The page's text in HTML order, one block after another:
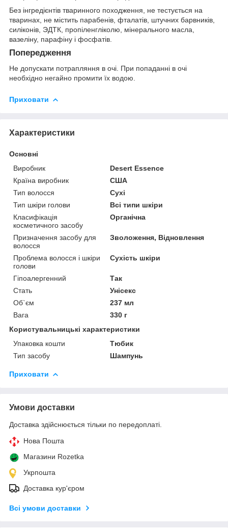
Без інгредієнтів тваринного походження, не тестується на
тваринах, не містить парабенів, фталатів, штучних барвників,
силіконів, ЭДТК, пропіленгліколю, мінерального масла,
вазеліну, парафіну і фосфатів.
Попередження
Не допускати потрапляння в очі. При попаданні в очі
необхідно негайно промити їх водою.
Приховати
Характеристики
Основні
Виробник
Desert Essence
Країна виробник
США
Тип волосся
Сухі
Тип шкіри голови
Всі типи шкіри
Класифікація
косметичного засобу
Органічна
Призначення засобу для
волосся
Зволоження, Відновлення
Проблема волосся і шкіри
голови
Сухість шкіри
Гіпоалергенний
Так
Стать
Унісекс
Об`єм
237 мл
Вага
330 г
Користувальницькі характеристики
Упаковка кошти
Тюбик
Тип засобу
Шампунь
Приховати
Умови доставки
Доставка здійснюється тільки по передоплаті.
Нова Пошта
Магазини Rozetka
Укрпошта
Доставка кур'єром
Всі умови доставки